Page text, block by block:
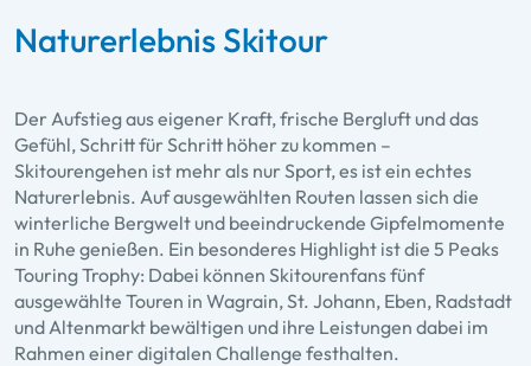
Naturerlebnis Skitour
Der Aufstieg aus eigener Kraft, frische Bergluft und das
Gefühl, Schritt für Schritt höher zu kommen –
Skitourengehen ist mehr als nur Sport, es ist ein echtes
Naturerlebnis. Auf ausgewählten Routen lassen sich die
winterliche Bergwelt und beeindruckende Gipfelmomente
in Ruhe genießen. Ein besonderes Highlight ist die 5 Peaks
Touring Trophy: Dabei können Skitourenfans fünf
ausgewählte Touren in Wagrain, St. Johann, Eben, Radstadt
und Altenmarkt bewältigen und ihre Leistungen dabei im
Rahmen einer digitalen Challenge festhalten.